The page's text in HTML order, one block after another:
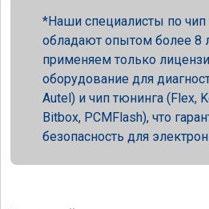
Наши специалисты по чип
обладают опытом более 8
применяем только
оборудование для
Autel) и чип тюнинга (Flex,
Bitbox, PCMFlash), что
безопасность для